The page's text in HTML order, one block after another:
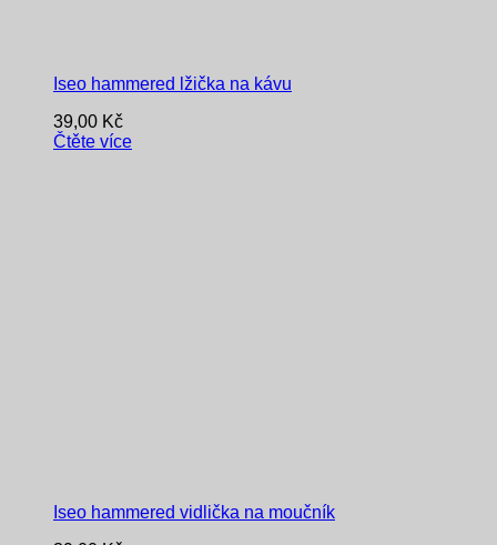
Iseo hammered lžička na kávu
39,00 Kč
Čtěte více
Iseo hammered vidlička na moučník